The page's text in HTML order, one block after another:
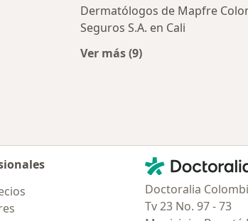
más tratadas
Dermatólogos de Mapfre
Seguros S.A. en Cali
Ver más (9)
Contacto
Doctoralia - Página de
Doctoralia
Tv 23 No. 97 - 73